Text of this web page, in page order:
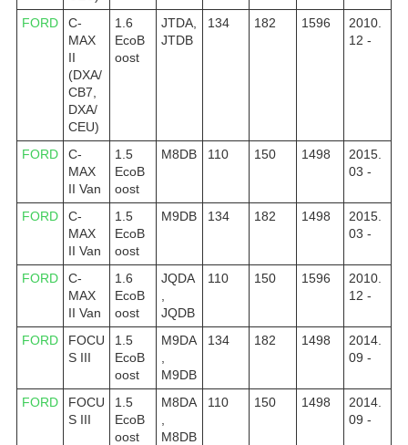
FORD
C-
MAX
II
(DXA/
CB7,
DXA/
CEU)
1.6
EcoB
oost
JTDA,
JTDB
134 182 1596
2010.
12 -
FORD
C-
MAX
II Van
1.5
EcoB
oost
M8DB 110 150 1498
2015.
03 -
FORD
C-
MAX
II Van
1.5
EcoB
oost
M9DB 134 182 1498
2015.
03 -
FORD
C-
MAX
II Van
1.6
EcoB
oost
JQDA
JQDB
110 150 1596
2010.
12 -
FORD
FOCU
S III
1.5
EcoB
oost
M9DA
M9DB
134 182 1498
2014.
09 -
FORD
FOCU
S III
1.5
EcoB
oost
M8DA
M8DB
110 150 1498
2014.
09 -